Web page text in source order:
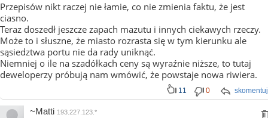
Przepisów nikt raczej nie łamie, co nie zmienia faktu, że jest
ciasno.
Teraz doszedł jeszcze zapach mazutu i innych ciekawych rzeczy.
Może to i słuszne, że miasto rozrasta się w tym kierunku ale
sąsiedztwa portu nie da rady uniknąć.
Niemniej o ile na szadółkach ceny są wyraźnie niższe, to tutaj
deweloperzy próbują nam wmówić, że powstaje nowa riwiera.
skomentuj
11 0
~Matti 193.227.123.*